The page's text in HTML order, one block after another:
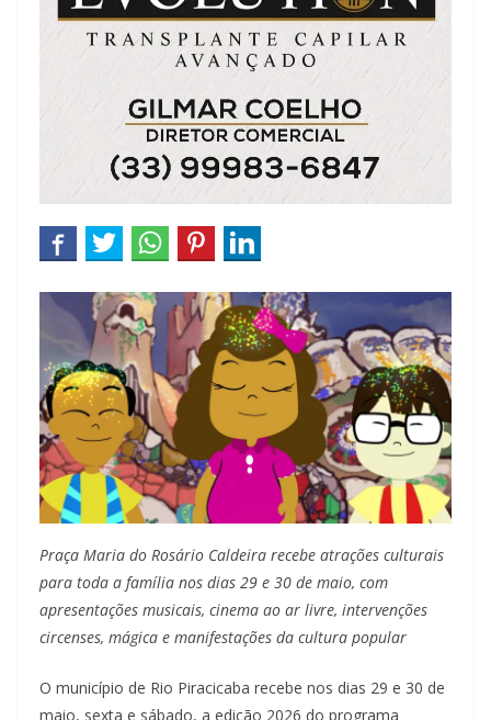
Praça Maria do Rosário Caldeira recebe atrações culturais
para toda a família nos dias 29 e 30 de maio, com
apresentações musicais, cinema ao ar livre, intervenções
circenses, mágica e manifestações da cultura popular
O município de Rio Piracicaba recebe nos dias 29 e 30 de
maio, sexta e sábado, a edição 2026 do programa